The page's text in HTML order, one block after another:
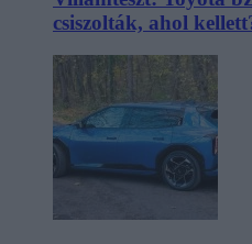
csiszolták, ahol